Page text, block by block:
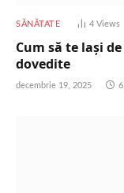
SĂNĂTATE 4Views
Cum să te lași
dovedite
decembrie 19, 2025